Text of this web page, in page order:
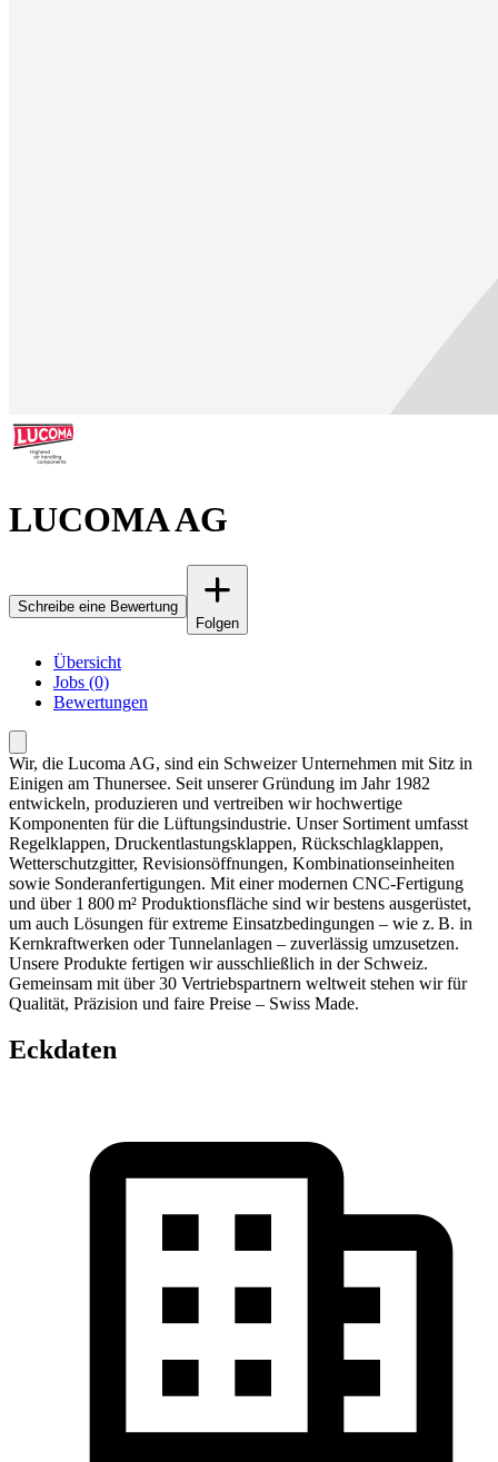
LUCOMA AG
Schreibe eine Bewertung
Folgen
Übersicht
Jobs (0)
Bewertungen
Wir, die Lucoma AG, sind ein Schweizer Unternehmen mit Sitz in
Einigen am Thunersee. Seit unserer Gründung im Jahr 1982
entwickeln, produzieren und vertreiben wir hochwertige
Komponenten für die Lüftungsindustrie. Unser Sortiment umfasst
Regelklappen, Druckentlastungsklappen, Rückschlagklappen,
Wetterschutzgitter, Revisionsöffnungen, Kombinationseinheiten
sowie Sonderanfertigungen. Mit einer modernen CNC-Fertigung
und über 1 800 m² Produktionsfläche sind wir bestens ausgerüstet,
um auch Lösungen für extreme Einsatzbedingungen – wie z. B. in
Kernkraftwerken oder Tunnelanlagen – zuverlässig umzusetzen.
Unsere Produkte fertigen wir ausschließlich in der Schweiz.
Gemeinsam mit über 30 Vertriebspartnern weltweit stehen wir für
Qualität, Präzision und faire Preise – Swiss Made.
Eckdaten